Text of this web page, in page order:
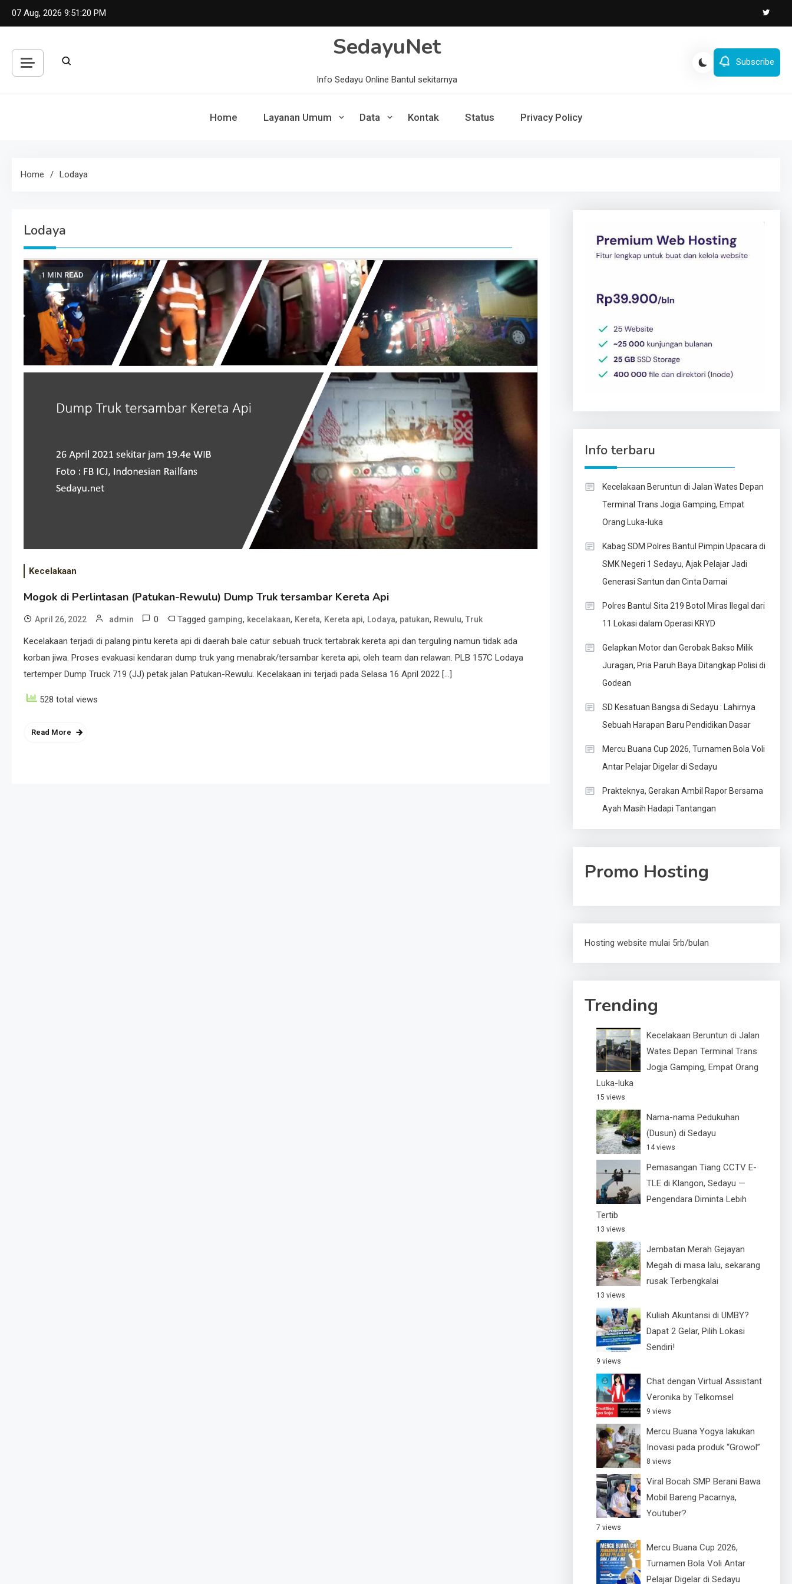
Skip
07 Aug, 2026 9:51:21 PM
SedayuNet
Info Sedayu Online Bantul sekitarnya
Subscribe
Home Layanan Umum Data Kontak Status Privacy Policy
Home Lodaya
Lodaya
1 MIN READ
Kecelakaan
Mogok di Perlintasan (Patukan-Rewulu) Dump Truk tersambar Kereta Api
April 26, 2022 admin 0 Tagged gamping, kecelakaan, Kereta, Kereta api, Lodaya, patukan, Rewulu, Truk
Kecelakaan terjadi di palang pintu kereta api di daerah bale catur sebuah truck tertabrak kereta api dan terguling namun tidak ada
korban jiwa. Proses evakuasi kendaran dump truk yang menabrak/tersambar kereta api, oleh team dan relawan. PLB 157C Lodaya
tertemper Dump Truck 719 (JJ) petak jalan Patukan-Rewulu. Kecelakaan ini terjadi pada Selasa 16 April 2022 […]
528 total views
Read More
Info terbaru
Kecelakaan Beruntun di Jalan Wates Depan
Terminal Trans Jogja Gamping, Empat
Orang Luka-luka
Kabag SDM Polres Bantul Pimpin Upacara di
SMK Negeri 1 Sedayu, Ajak Pelajar Jadi
Generasi Santun dan Cinta Damai
Polres Bantul Sita 219 Botol Miras Ilegal dari
11 Lokasi dalam Operasi KRYD
Gelapkan Motor dan Gerobak Bakso Milik
Juragan, Pria Paruh Baya Ditangkap Polisi di
Godean
SD Kesatuan Bangsa di Sedayu : Lahirnya
Sebuah Harapan Baru Pendidikan Dasar
Mercu Buana Cup 2026, Turnamen Bola Voli
Antar Pelajar Digelar di Sedayu
Prakteknya, Gerakan Ambil Rapor Bersama
Ayah Masih Hadapi Tantangan
Promo Hosting
Hosting website mulai 5rb/bulan
Trending
Kecelakaan Beruntun di Jalan
Wates Depan Terminal Trans
Jogja Gamping, Empat Orang
Luka-luka
15 views
Nama-nama Pedukuhan
(Dusun) di Sedayu
14 views
Pemasangan Tiang CCTV E-
TLE di Klangon, Sedayu —
Pengendara Diminta Lebih
Tertib
13 views
Jembatan Merah Gejayan
Megah di masa lalu, sekarang
rusak Terbengkalai
13 views
Kuliah Akuntansi di UMBY?
Dapat 2 Gelar, Pilih Lokasi
Sendiri!
9 views
Chat dengan Virtual Assistant
Veronika by Telkomsel
9 views
Mercu Buana Yogya lakukan
Inovasi pada produk “Growol”
8 views
Viral Bocah SMP Berani Bawa
Mobil Bareng Pacarnya,
Youtuber?
7 views
Mercu Buana Cup 2026,
Turnamen Bola Voli Antar
Pelajar Digelar di Sedayu